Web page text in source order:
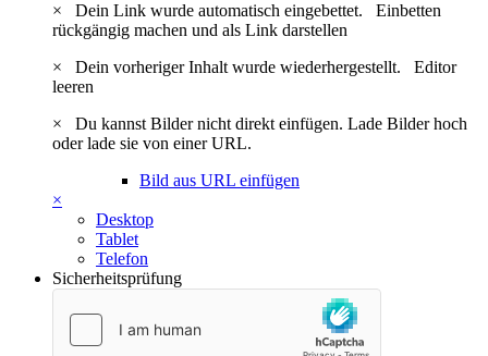
×
Dein Link wurde automatisch eingebettet. Einbetten
rückgängig machen und als Link darstellen
×
Dein vorheriger Inhalt wurde wiederhergestellt. Editor
leeren
×
Du kannst Bilder nicht direkt einfügen. Lade Bilder hoch
oder lade sie von einer URL.
Bild aus URL einfügen
×
Desktop
Tablet
Telefon
Sicherheitsprüfung